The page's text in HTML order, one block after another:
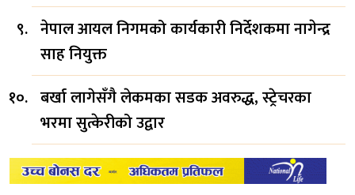
नेपाल आयल निगमको कार्यकारी निर्देशकमा नागेन्द्र
साह नियुक्त
बर्खा लागेसँगै लेकमका सडक अवरुद्ध, स्ट्रेचरका
भरमा सुत्केरीको उद्वार